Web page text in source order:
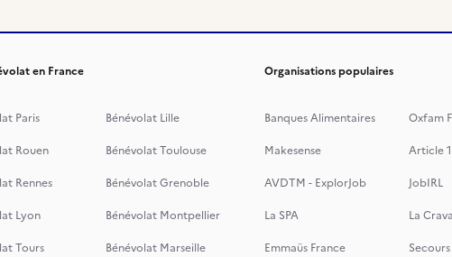
en France
Paris
Bénévolat Lille
Rouen
Bénévolat Toulouse
Rennes
Bénévolat Grenoble
Lyon
Bénévolat Montpellier
Tours
Bénévolat Marseille
Organisations populaires
Banques Alimentaires
Oxfam
Makesense
Article 1
AVDTM - ExplorJob
JobIRL
La SPA
La
Emmaüs France